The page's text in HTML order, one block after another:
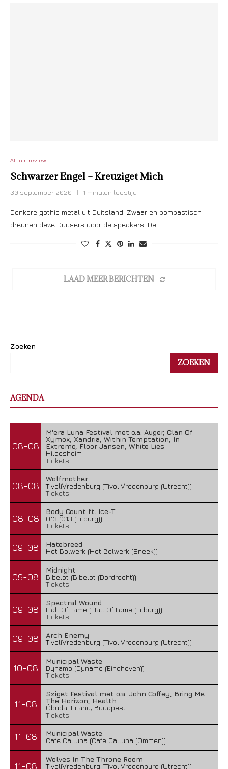
Album review
Schwarzer Engel – Kreuziget Mich
30 september 2020 1 minuten leestijd
Donkere gothic metal uit Duitsland. Zwaar en bombastisch
dreunen deze Duitsers door de speakers. De …
LAAD MEER BERICHTEN
Zoeken
ZOEKEN
AGENDA
08-08
M'era Luna Festival met o.a. Auger, Clan Of
Xymox, Xandria, Within Temptation, In
Extremo, Floor Jansen, White Lies
Hildesheim
Tickets
08-08
Wolfmother
TivoliVredenburg (TivoliVredenburg (Utrecht))
Tickets
08-08
Body Count ft. Ice-T
013 (013 (Tilburg))
Tickets
09-08
Hatebreed
Het Bolwerk (Het Bolwerk (Sneek))
09-08
Midnight
Bibelot (Bibelot (Dordrecht))
Tickets
09-08
Spectral Wound
Hall Of Fame (Hall Of Fame (Tilburg))
Tickets
09-08
Arch Enemy
TivoliVredenburg (TivoliVredenburg (Utrecht))
10-08
Municipal Waste
Dynamo (Dynamo (Eindhoven))
Tickets
11-08
Sziget Festival met o.a. John Coffey, Bring Me
The Horizon, Health
Óbudai Eiland, Budapest
Tickets
11-08
Municipal Waste
Cafe Calluna (Cafe Calluna (Ommen))
11-08
Wolves In The Throne Room
TivoliVredenburg (TivoliVredenburg (Utrecht))